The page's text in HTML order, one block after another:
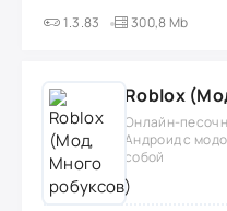
1.3.83 300,8 Mb
Roblox
Онлайн-
Андроид с
собой